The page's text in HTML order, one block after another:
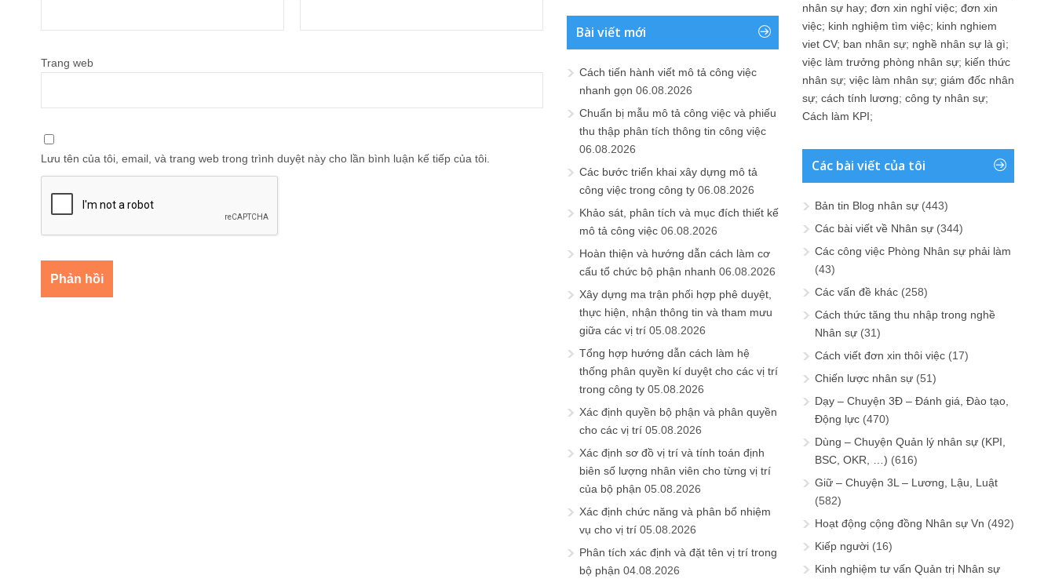
Trang web
Lưu tên của tôi, email, và trang web trong trình duyệt này cho lần bình luận kế tiếp của tôi.
Bài viết mới
Cách tiến hành viết mô tả công việc
nhanh gọn 06.08.2026
Chuẩn bị mẫu mô tả công việc và phiếu
thu thập phân tích thông tin công việc
06.08.2026
Các bước triển khai xây dựng mô tả
công việc trong công ty 06.08.2026
Khảo sát, phân tích và mục đích thiết kế
mô tả công việc 06.08.2026
Hoàn thiện và hướng dẫn cách làm cơ
cấu tổ chức bộ phận nhanh 06.08.2026
Xây dựng ma trận phối hợp phê duyệt,
thực hiện, nhận thông tin và tham mưu
giữa các vị trí 05.08.2026
Tổng hợp hướng dẫn cách làm hệ
thống phân quyền kí duyệt cho các vị trí
trong công ty 05.08.2026
Xác định quyền bộ phận và phân quyền
cho các vị trí 05.08.2026
Xác định sơ đồ vị trí và tính toán định
biên số lượng nhân viên cho từng vị trí
của bộ phận 05.08.2026
Xác định chức năng và phân bổ nhiệm
vụ cho vị trí 05.08.2026
Phân tích xác định và đặt tên vị trí trong
bộ phận 04.08.2026
nhân sự hay; đơn xin nghỉ việc; đơn xin
việc; kinh nghiệm tìm việc; kinh nghiem
viet CV; ban nhân sự; nghề nhân sự là gì;
việc làm trưởng phòng nhân sự; kiến thức
nhân sự; việc làm nhân sự; giám đốc nhân
sự; cách tính lương; công ty nhân sự;
Cách làm KPI;
Các bài viết của tôi
Bản tin Blog nhân sự (443)
Các bài viết về Nhân sự (344)
Các công việc Phòng Nhân sự phải làm
(43)
Các vấn đề khác (258)
Cách thức tăng thu nhập trong nghề
Nhân sự (31)
Cách viết đơn xin thôi việc (17)
Chiến lược nhân sự (51)
Dạy – Chuyện 3Đ – Đánh giá, Đào tạo,
Động lực (470)
Dùng – Chuyện Quản lý nhân sự (KPI,
BSC, OKR, …) (616)
Giữ – Chuyện 3L – Lương, Lậu, Luật
(582)
Hoạt động cộng đồng Nhân sự Vn (492)
Kiếp người (16)
Kinh nghiệm tư vấn Quản trị Nhân sự